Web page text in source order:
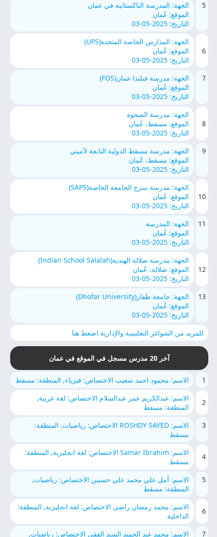
5
الجهة: المدرسة الباكستانية في عمان
الموقع: عُمان
التاريخ: 2025-05-03
6
الجهة: المدارس الخاصة المتحدة(UPS)
الموقع: عُمان
التاريخ: 2025-05-03
7
الجهة: مدرسة فنلندا عمان(FOS)
الموقع: عُمان
التاريخ: 2025-05-03
8
الجهة: مدرسة الصحوة
الموقع: مسقط، عُمان
التاريخ: 2025-05-03
9
الجهة: مدرسة مسقط الدولية التابعة لأميتي
الموقع: مسقط، عُمان
التاريخ: 2025-05-03
10
الجهة: مدرسة سرح الجامعة الخاصة(SAPS)
الموقع: عُمان
التاريخ: 2025-05-03
11
الجهة: المدرسة
الموقع: عُمان
التاريخ: 2025-05-03
12
الجهة: مدرسة صلالة الهندية(Indian School Salalah)
الموقع: صلالة، عُمان
التاريخ: 2025-05-03
13
الجهة: جامعة ظفار(Dhofar University)
الموقع: عُمان
التاريخ: 2025-05-03
للمزيد من الشواغر التعليمية والإدارية اضغط هنا
آخر 20 مدرس مسجل في الموقع في عمان
1 الاسم: محمود احمد شعيب الاختصاص: فيزياء, المنطقة: مسقط
2
الاسم: عبدالكريم عمر عبدالسلام الاختصاص: لغة عربية,
المنطقة: مسقط
3
الاسم: ROSHDY SAYED الاختصاص: رياضيات, المنطقة:
مسقط
4
الاسم: Samar Ibrahim الاختصاص: لغة انجليزية, المنطقة:
مسقط
5
الاسم: أمل علي محمد علي حسنين الاختصاص: رياضيات,
المنطقة: مسقط
6
الاسم: محمد رمضان راضى الاختصاص: لغة انجليزية, المنطقة:
الداخلية
7
الاسم: محمد عبد الحميد السيد الفقى الاختصاص: رياضيات,